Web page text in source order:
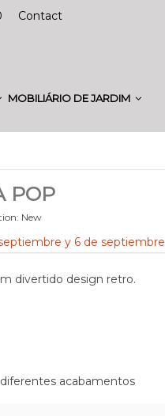
Contact
MOBILIÁRIO DE JARDIM
POP
New
y 6 de septiembre
divertido design retro.
acabamentos